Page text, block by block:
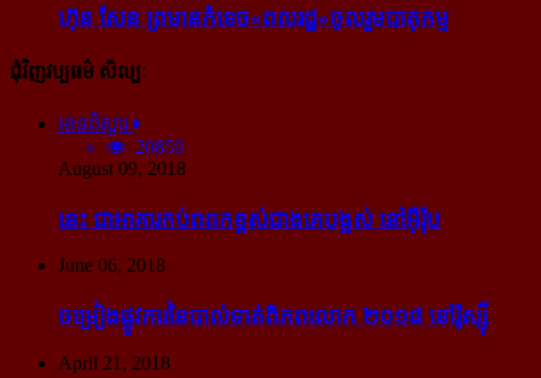
ហ៊ុន សែន ព្រមាន​កំទេច​«ពលរដ្ឋ»​ចូលរួម​បាតុកម្ម
ជុំវិញវប្បធម៌ សិល្បៈ
អានពិស្ដារ
20859
August 09, 2018
នេះ ជា​អាគារ​កប់​ពពក​ខ្ពស់​ជាង​គេ​បង្អស់ នៅ​អ៊ឺរ៉ុប
June 06, 2018
ចម្រៀង​ផ្លូវការ​នៃ​បាល់ទាត់​ពិភពលោក ២០១៨ នៅ​រ៉ូស្ស៊ី
April 21, 2018